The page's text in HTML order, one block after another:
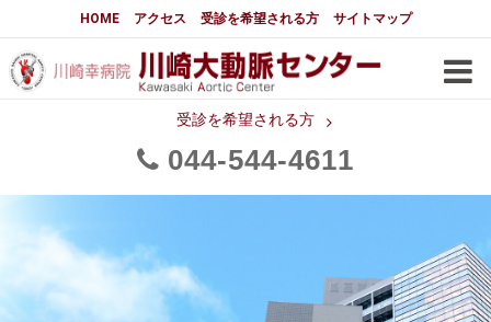
HOME アクセス 受診を希望される方 サイトマップ
受診を希望される方
044 544 4611
大動脈センターについて
はじめに 大動脈センターについて
メディアでの紹介
都道府県別患者マップ 都道府県別紹介病院
大動脈瘤について 基本編
3分でわかる大動脈瘤・大動脈
大動脈瘤